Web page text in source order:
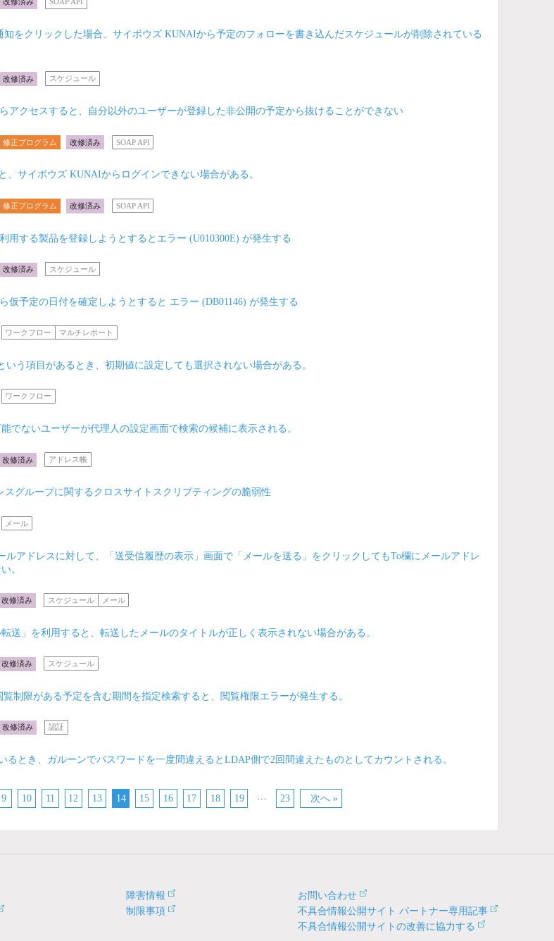
知をクリックした場合、サイボウズ KUNAIから予定のフォローを書き込んだスケジュールが削除されている
改修済み スケジュール
アクセスすると、自分以外のユーザーが登録した非公開の予定から抜けることができない
修正プログラム 改修済み SOAP API
、サイボウズ KUNAIからログインできない場合がある。
修正プログラム 改修済み SOAP API
用する製品を登録しようとするとエラー (U010300E) が発生する
改修済み スケジュール
仮予定の日付を確定しようとすると エラー (DB01146) が発生する
ワークフロー マルチレポート
いう項目があるとき、初期値に設定しても選択されない場合がある。
ワークフロー
でないユーザーが代理人の設定画面で検索の候補に表示される。
改修済み アドレス帳
スグループに関するクロスサイトスクリプティングの脆弱性
メール
ルアドレスに対して、「送受信履歴の表示」画面で「メールを送る」をクリックしてもTo欄にメールアドレ
。
改修済み スケジュール メール
転送」を利用すると、転送したメールのタイトルが正しく表示されない場合がある。
改修済み スケジュール
制限がある予定を含む期間を指定検索すると、閲覧権限エラーが発生する。
改修済み 認証
るとき、ガルーンでパスワードを一度間違えるとLDAP側で2回間違えたものとしてカウントされる。
9 10 11 12 13 14 15 16 17 18 19 … 23 次へ »
障害情報
制限事項
お問い合わせ
不具合情報公開サイト パートナー専用記事
不具合情報公開サイトの改善に協力する